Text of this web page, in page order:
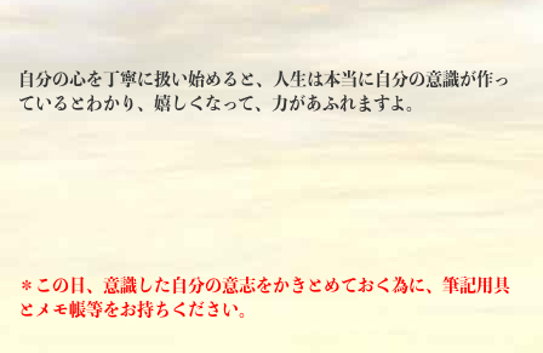
自分の心を丁寧に扱い始めると、人生は本当に自分の意識が作っ
ているとわかり、嬉しくなって、力があふれますよ。
＊この日、意識した自分の意志をかきとめておく為に、筆記用具
とメモ帳等をお持ちください。